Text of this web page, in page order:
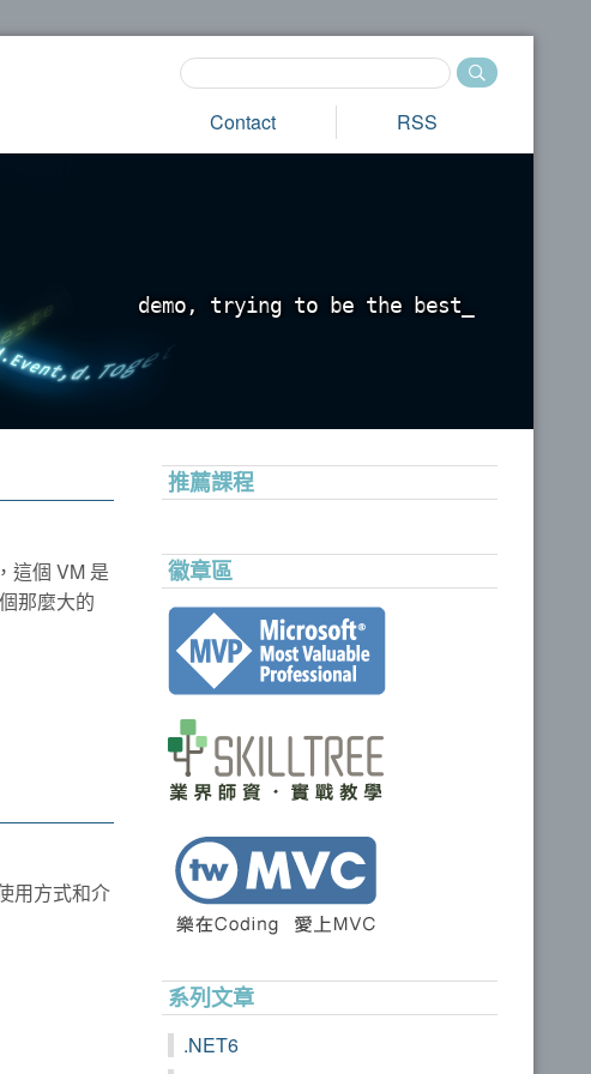
Contact RSS
demo , t rying to be t he best
這個 VM 是
那麼大的
用方式和介
推薦課程
徽章區
系列文章
.NET6